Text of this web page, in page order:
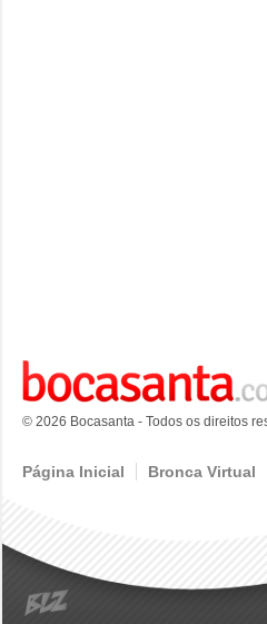
© 2026 Bocasanta - Todos os direitos
Página Inicial Bronca Virtual